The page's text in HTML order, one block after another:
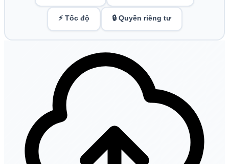
⚡ Tốc độ 🔒 Quyền riêng tư